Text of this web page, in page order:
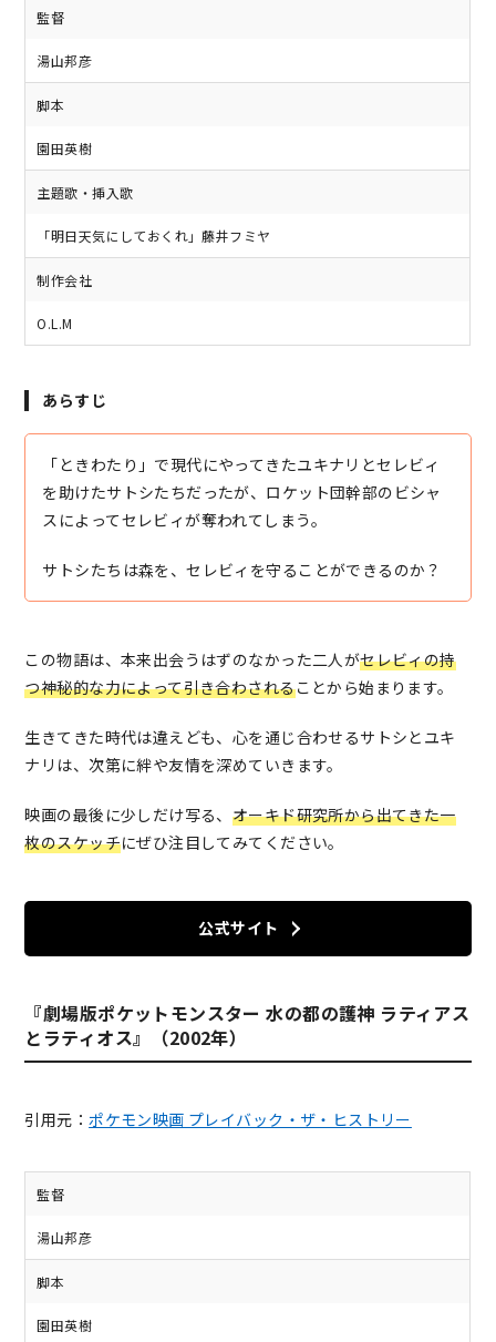
監督
湯山邦彦
脚本
園田英樹
主題歌・挿入歌
「明日天気にしておくれ」藤井フミヤ
制作会社
O.L.M
あらすじ
「ときわたり」で現代にやってきたユキナリとセレビィ
を助けたサトシたちだったが、ロケット団幹部のビシャ
スによってセレビィが奪われてしまう。
サトシたちは森を、セレビィを守ることができるのか？
この物語は、本来出会うはずのなかった二人がセレビィの持
つ神秘的な力によって引き合わされることから始まります。
生きてきた時代は違えども、心を通じ合わせるサトシとユキ
ナリは、次第に絆や友情を深めていきます。
映画の最後に少しだけ写る、 オーキド研究所から出てきた一
枚のスケッチにぜひ注目してみてください。
公式サイト
『劇場版ポケットモンスター 水の都の護神 ラティアス
とラティオス』（2002年）
引用元：ポケモン映画 プレイバック・ザ・ヒストリー
監督
湯山邦彦
脚本
園田英樹